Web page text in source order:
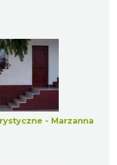
- Marzanna